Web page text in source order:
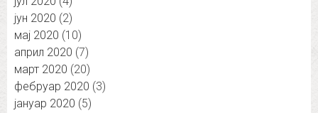
јун 2020 (2)
мај 2020 (10)
април 2020 (7)
март 2020 (20)
фебруар 2020 (3)
јануар 2020 (5)